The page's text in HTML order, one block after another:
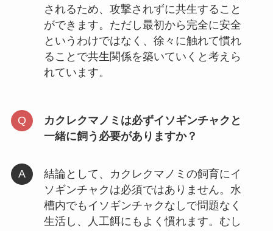
されるため、攻撃されずに共生すること
ができます。ただし最初から完全に安全
というわけではなく、徐々に触れて慣れ
ることで共生関係を築いていくと考えら
れています。
カクレクマノミは必ずイソギンチャクと
一緒に飼う必要がありますか？
結論として、カクレクマノミの飼育にイ
ソギンチャクは必須ではありません。水
槽内でもイソギンチャクなしで問題なく
生活し、人工餌にもよく慣れます。むし